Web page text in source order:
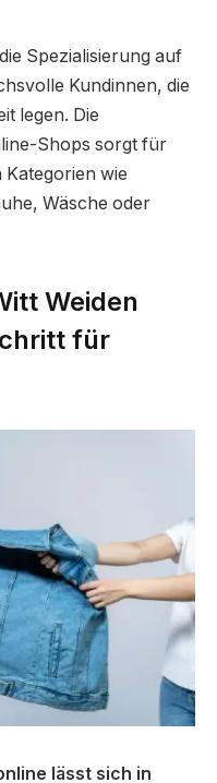
Spezialisierung auf
Kundinnen, die
legen. Die
Shops sorgt für
wie
Wäsche oder
Weiden
für
lässt sich in